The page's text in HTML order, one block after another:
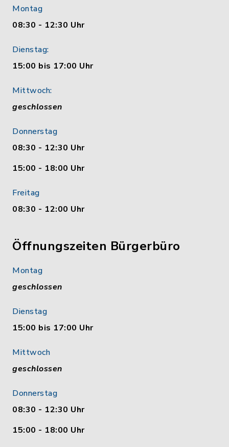
Montag
08:30 - 12:30 Uhr
Dienstag:
15:00 bis 17:00 Uhr
Mittwoch:
geschlossen
Donnerstag
08:30 - 12:30 Uhr
15:00 - 18:00 Uhr
Freitag
08:30 - 12:00 Uhr
Öffnungszeiten Bürgerbüro
Montag
geschlossen
Dienstag
15:00 bis 17:00 Uhr
Mittwoch
geschlossen
Donnerstag
08:30 - 12:30 Uhr
15:00 - 18:00 Uhr